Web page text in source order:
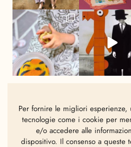
Per fornire le migliori esperienze,
tecnologie come i cookie per
e/o accedere alle
dispositivo. Il consenso a queste